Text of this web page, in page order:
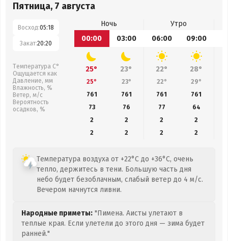
Пятница, 7 августа
Восход:05:18
Закат:20:20
Температура С°
Ощущается как
Давление, мм
Влажность, %
Ветер, м/с
Вероятность
осадков, %
Ночь
Утро
00:00
03:00 06:00 09:00
25° 23° 22° 28°
25° 23° 22° 29°
761
761 761 761
73
76 77 64
2
2 2
2
2
2 2 2
Температура воздуха от +22°C до +36°C, очень
тепло, держитесь в тени. Большую часть дня
небо будет безоблачным, слабый ветер до 4 м/с.
Вечером начнутся ливни.
Народные приметы: "Пимена. Аисты улетают в
теплые края. Если улетели до этого дня — зима будет
ранней."